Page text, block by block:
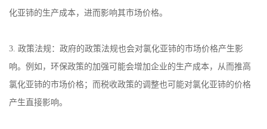
化亚铈的生产成本，进而影响其市场价格。
3. 政策法规：政府的政策法规也会对氯化亚铈的市场价格产生影
响。例如，环保政策的加强可能会增加企业的生产成本，从而推高
氯化亚铈的市场价格；而税收政策的调整也可能对氯化亚铈的价格
产生直接影响。